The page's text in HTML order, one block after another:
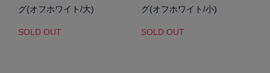
グ(オフホワイト/大)
SOLD OUT
グ(オフホワイト/小)
SOLD OUT